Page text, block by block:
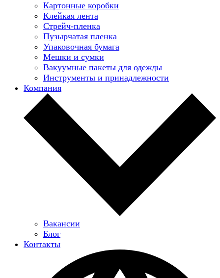
Картонные коробки
Клейкая лента
Стрейч-пленка
Пузырчатая пленка
Упаковочная бумага
Мешки и сумки
Вакуумные пакеты для одежды
Инструменты и принадлежности
Компания
Вакансии
Блог
Контакты